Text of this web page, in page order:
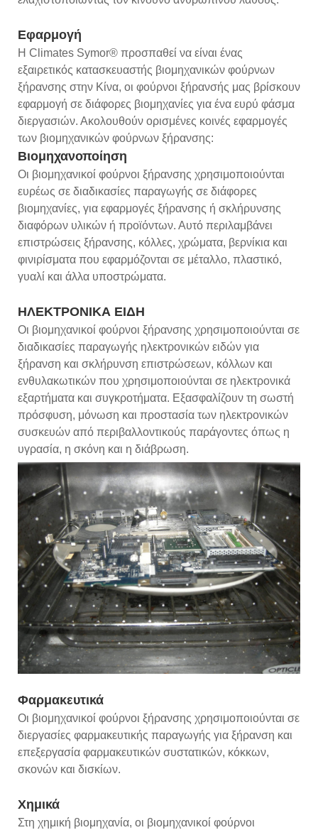
Εφαρμογή
Η Climates Symor® προσπαθεί να είναι ένας
εξαιρετικός κατασκευαστής βιομηχανικών φούρνων
ξήρανσης στην Κίνα, οι φούρνοι ξήρανσής μας βρίσκουν
εφαρμογή σε διάφορες βιομηχανίες για ένα ευρύ φάσμα
διεργασιών. Ακολουθούν ορισμένες κοινές εφαρμογές
των βιομηχανικών φούρνων ξήρανσης:
Βιομηχανοποίηση
Οι βιομηχανικοί φούρνοι ξήρανσης χρησιμοποιούνται
ευρέως σε διαδικασίες παραγωγής σε διάφορες
βιομηχανίες, για εφαρμογές ξήρανσης ή σκλήρυνσης
διαφόρων υλικών ή προϊόντων. Αυτό περιλαμβάνει
επιστρώσεις ξήρανσης, κόλλες, χρώματα, βερνίκια και
φινιρίσματα που εφαρμόζονται σε μέταλλο, πλαστικό,
γυαλί και άλλα υποστρώματα.
ΗΛΕΚΤΡΟΝΙΚΑ ΕΙΔΗ
Οι βιομηχανικοί φούρνοι ξήρανσης χρησιμοποιούνται σε
διαδικασίες παραγωγής ηλεκτρονικών ειδών για
ξήρανση και σκλήρυνση επιστρώσεων, κόλλων και
ενθυλακωτικών που χρησιμοποιούνται σε ηλεκτρονικά
εξαρτήματα και συγκροτήματα. Εξασφαλίζουν τη σωστή
πρόσφυση, μόνωση και προστασία των ηλεκτρονικών
συσκευών από περιβαλλοντικούς παράγοντες όπως η
υγρασία, η σκόνη και η διάβρωση.
Φαρμακευτικά
Οι βιομηχανικοί φούρνοι ξήρανσης χρησιμοποιούνται σε
διεργασίες φαρμακευτικής παραγωγής για ξήρανση και
επεξεργασία φαρμακευτικών συστατικών, κόκκων,
σκονών και δισκίων.
Χημικά
Στη χημική βιομηχανία, οι βιομηχανικοί φούρνοι